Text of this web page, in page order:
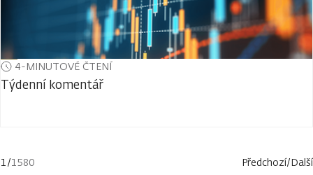
4-MINUTOVÉ ČTENÍ
Týdenní komentář
1/1580 Předchozí/Další